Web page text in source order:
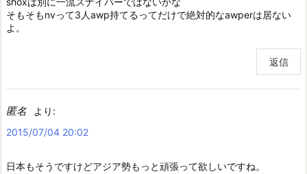
そもそもnvって3人awp持てるってだけで絶対的なawperは居ない
よ。
返信
匿名
より:
2015/07/04 20:02
日本もそうですけどアジア勢もっと頑張って欲しいですね。